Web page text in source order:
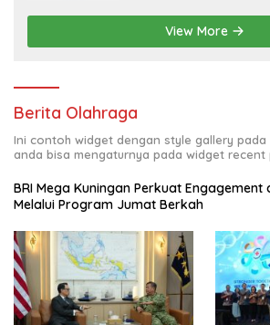
View More
Berita Olahraga
Ini contoh widget dengan style gallery
anda bisa mengaturnya pada widget recent
BRI Mega Kuningan Perkuat
Melalui Program Jumat Berkah